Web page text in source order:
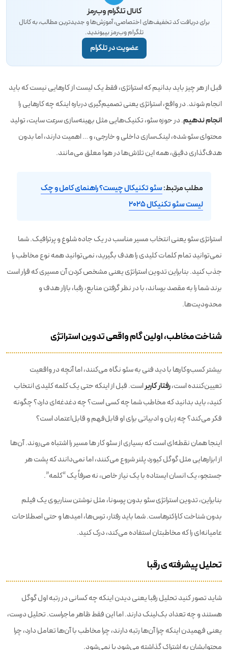
کانال تلگرام وب‌رمز
برای دریافت کد تخفیف‌های اختصاصی، آموزش‌ها و جدیدترین مطالب، به کانال
تلگرام وب‌رمز بپیوندید.
عضویت در تلگرام
قبل از هر چیز باید بدانیم که استراتژی، فقط یک لیست از کارهایی نیست که باید
انجام شوند. در واقع، استراتژی یعنی تصمیم‌گیری درباره اینکه چه کارهایی را
انجام ندهیم. در حوزه سئو، تکنیک‌هایی مثل بهینه‌سازی سرعت سایت، تولید
محتوای سئو شده، لینک‌سازی داخلی و خارجی، و … اهمیت دارند، اما بدون
هدف‌گذاری دقیق، همه این تلاش‌ها در هوا معلق می‌مانند.
مطلب مرتبط:سئو تکنیکال چیست؟ راهنمای کامل و چک
لیست سئو تکنیکال 2025
استراتژی سئو یعنی انتخاب مسیر مناسب در یک جاده شلوغ و پرترافیک. شما
نمی‌توانید تمام کلمات کلیدی را هدف بگیرید، نمی‌توانید همه نوع مخاطب را
جذب کنید. بنابراین تدوین استراتژی یعنی مشخص کردن آن مسیری که قرار است
برند شما را به مقصد برساند، با در نظر گرفتن منابع، رقبا، بازار هدف و
محدودیت‌ها.
شناخت مخاطب، اولین گام واقعی تدوین استراتژی
بیشتر کسب‌وکارها با دید فنی به سئو نگاه می‌کنند، اما آنچه در واقعیت
تعیین‌کننده است،رفتار کاربراست. قبل از اینکه حتی یک کلمه کلیدی انتخاب
کنید، باید بدانید که مخاطب شما چه کسی است؟ چه دغدغه‌ای دارد؟ چگونه
فکر می‌کند؟ چه زبان و ادبیاتی برای او قابل‌فهم و قابل‌اعتماد است؟
اینجا همان نقطه‌ای است که بسیاری از سئو کار ها مسیر را اشتباه می‌روند. آن‌ها
از ابزارهایی مثل گوگل کیورد پلنر شروع می‌کنند، اما نمی‌دانند که پشت هر
جستجو، یک انسان ایستاده با یک نیاز خاص، نه صرفاً یک “کلمه”.
بنابراین، تدوین استراتژی سئو بدون پرسونا، مثل نوشتن سناریوی یک فیلم
بدون شناخت کاراکترهاست. شما باید رفتار، ترس‌ها، امیدها و حتی اصطلاحات
عامیانه‌ای را که مخاطبتان استفاده می‌کند، درک کنید.
تحلیل پیشرفته ی رقبا
شاید تصور کنید تحلیل رقبا یعنی دیدن اینکه چه کسانی در رتبه اول گوگل
هستند و چه تعداد بک‌لینک دارند. اما این فقط ظاهر ماجراست. تحلیل درست،
یعنی فهمیدن اینکه چرا آن‌ها رتبه دارند، چرا مخاطب با آن‌ها تعامل دارد، چرا
محتوایشان به اشتراک گذاشته می‌شود یا نمی‌شود.